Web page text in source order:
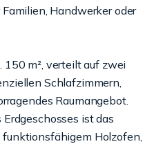
Handwerker oder
m², verteilt auf zwei
Schlafzimmern,
Raumangebot.
ist das
Holzofen,